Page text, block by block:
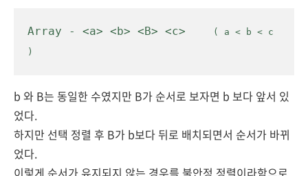
Array - <a> <b> <B> <c> (
a < b < c
)
b 와 B는 동일한 수였지만 B가 순서로 보자면 b 보다 앞서 있
었다.
하지만 선택 정렬 후 B가 b보다 뒤로 배치되면서 순서가 바뀌
었다.
이렇게 순서가 유지되지 않는 경우를 불안정 정렬이라함으로